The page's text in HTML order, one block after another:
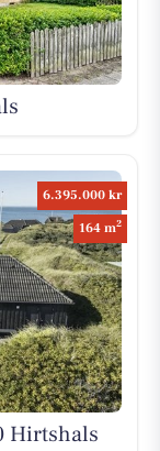
6.395.000 kr
164 m2
Hirtshals